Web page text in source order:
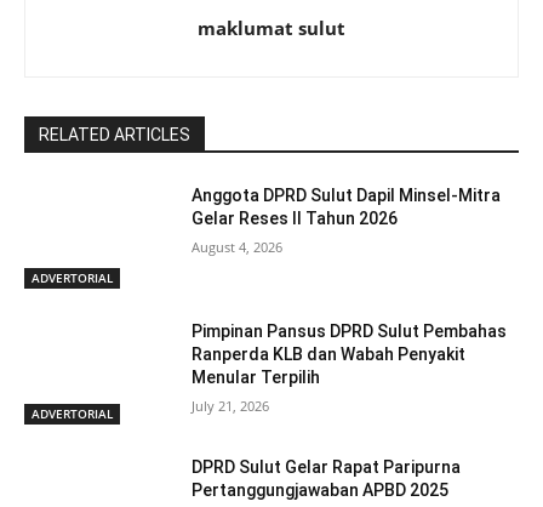
maklumat sulut
RELATED ARTICLES
ADVERTORIAL
Anggota DPRD Sulut Dapil Minsel-Mitra
Gelar Reses II Tahun 2026
August 4, 2026
ADVERTORIAL
Pimpinan Pansus DPRD Sulut Pembahas
Ranperda KLB dan Wabah Penyakit
Menular Terpilih
July 21, 2026
DPRD Sulut Gelar Rapat Paripurna
Pertanggungjawaban APBD 2025